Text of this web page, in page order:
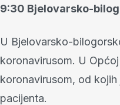
9:30 Bjelovarsko-
U Bjelovarsko-
koronavirusom. U
koronavirusom, od
pacijenta.